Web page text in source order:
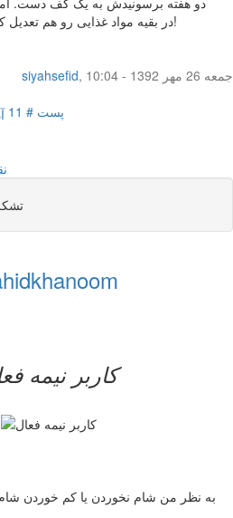
در بقیه مواد غذایی رو هم تعدیل کنید نتیجه ش واقعا خوبه!
siyahsefid,
جمعه 26 مهر 1392 - 10:04
پست # 11
کاربر نيمه
به نظر من شام نخوردن یا کم خوردن